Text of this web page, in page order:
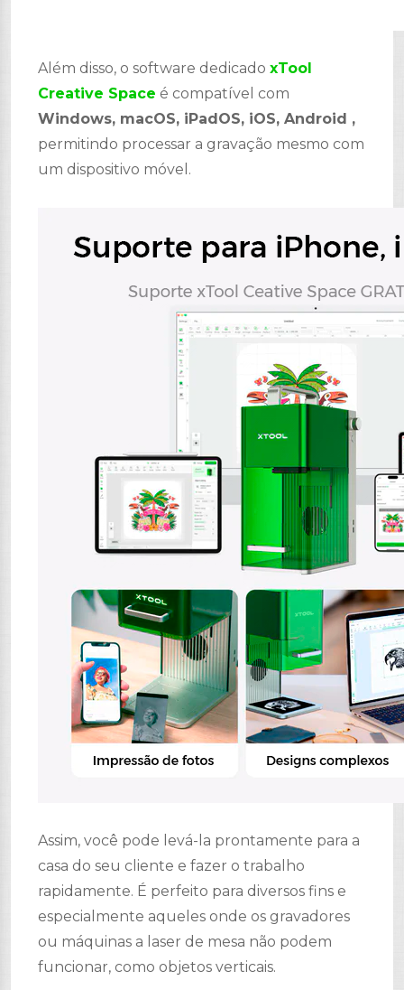
Além disso, o software dedicado xTool
Creative Space é compatível com
Windows, macOS, iPadOS, iOS, Android ,
permitindo processar a gravação mesmo com
um dispositivo móvel.
Assim, você pode levá-la prontamente para a
casa do seu cliente e fazer o trabalho
rapidamente. É perfeito para diversos fins e
especialmente aqueles onde os gravadores
ou máquinas a laser de mesa não podem
funcionar, como objetos verticais.